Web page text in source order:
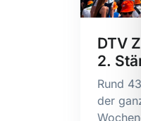
DTV
2.
Rund
der